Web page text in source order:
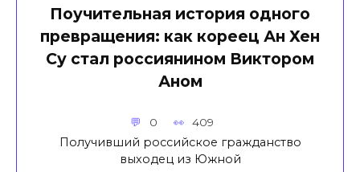
Поучительная история одного
превращения: как кореец Ан Хен
Су стал россиянином Виктором
Аном
0 409
Получивший российское гражданство
выходец из Южной